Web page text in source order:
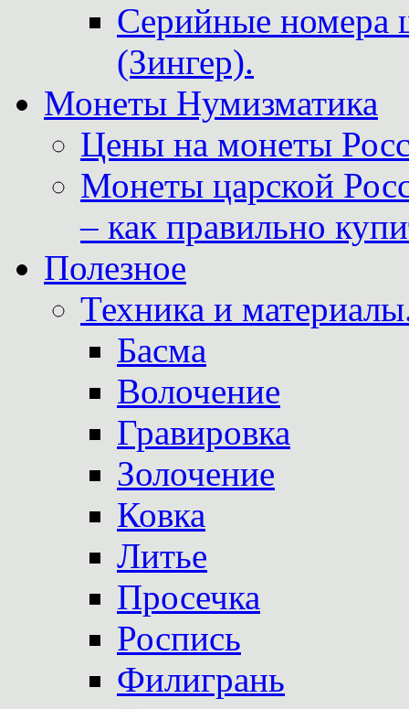
Серийные
(Зингер).
Монеты Нумизматика
Цены на монеты
Монеты царской
– как правильно
Полезное
Техника и
Басма
Волочение
Гравировка
Золочение
Ковка
Литье
Просечка
Роспись
Филигрань